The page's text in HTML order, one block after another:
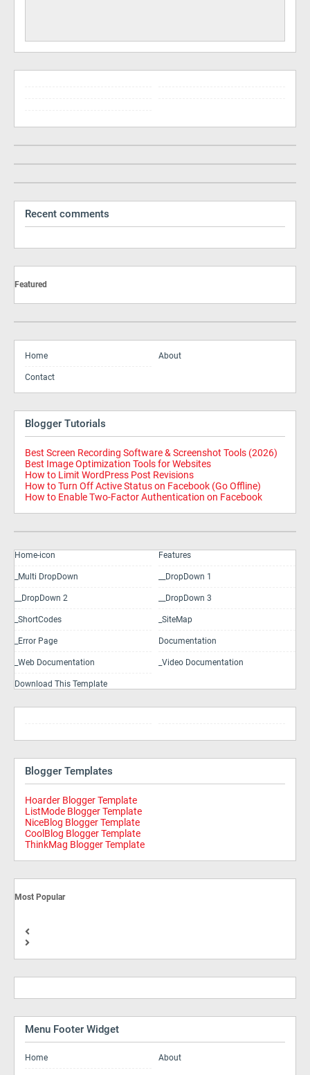
Recent comments
Featured
Home About
Contact
Blogger Tutorials
Best Screen Recording Software & Screenshot Tools (2026)
Best Image Optimization Tools for Websites
How to Limit WordPress Post Revisions
How to Turn Off Active Status on Facebook (Go Offline)
How to Enable Two-Factor Authentication on Facebook
Home-icon Features
_Multi DropDown __DropDown 1
__DropDown 2 __DropDown 3
_ShortCodes _SiteMap
_Error Page Documentation
_Web Documentation _Video Documentation
Download This Template
Blogger Templates
Hoarder Blogger Template
ListMode Blogger Template
NiceBlog Blogger Template
CoolBlog Blogger Template
ThinkMag Blogger Template
Most Popular
Menu Footer Widget
Home About